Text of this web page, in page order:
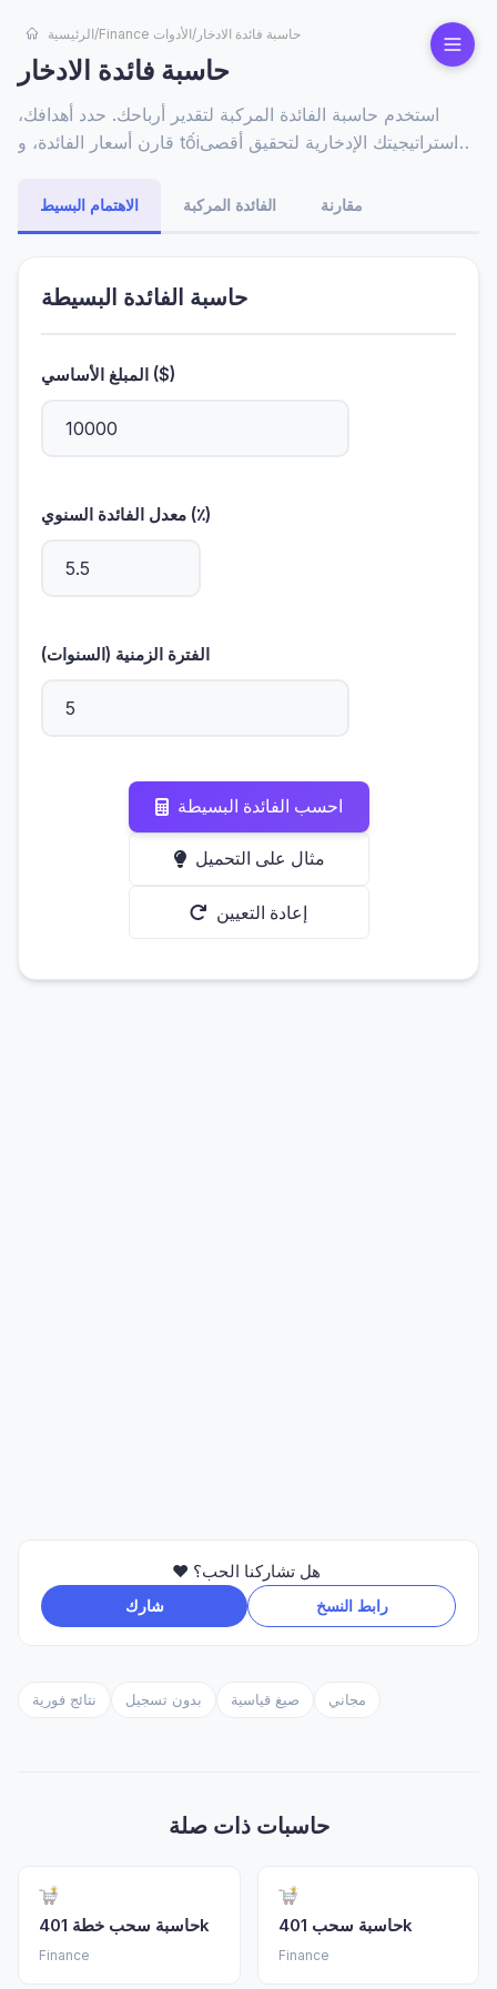
الرئيسية/ Finance الأدوات/حاسبة فائدة الادخار
حاسبة فائدة الادخار
استخدم حاسبة الفائدة المركبة لتقدير أرباحك. حدد أهدافك،
قارن أسعار الفائدة، و tốiز استراتيجيتك الإدخارية لتحقيق أقصى
الاهتمام البسيط الفائدة المركبة مقارنة
حاسبة الفائدة البسيطة
المبلغ الأساسي ($)
معدل الفائدة السنوي (٪)
الفترة الزمنية (السنوات)
احسب الفائدة البسيطة
مثال على التحميل
إعادة التعيين
شارك رابط النسخ
نتائج فورية بدون تسجيل صيغ قياسية مجاني
حاسبات ذات صلة
حاسبة سحب خطة 401k
Finance
حاسبة سحب 401k
Finance